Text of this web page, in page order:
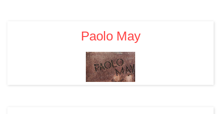
Paolo May